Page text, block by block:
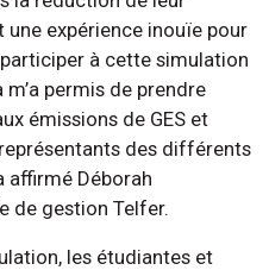
expérience inouïe pour
à cette simulation
permis de prendre
émissions de GES et
des différents
affirmé Déborah
de gestion Telfer.
les étudiantes et